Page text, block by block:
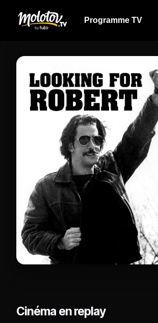
Programme TV
Cinéma en replay